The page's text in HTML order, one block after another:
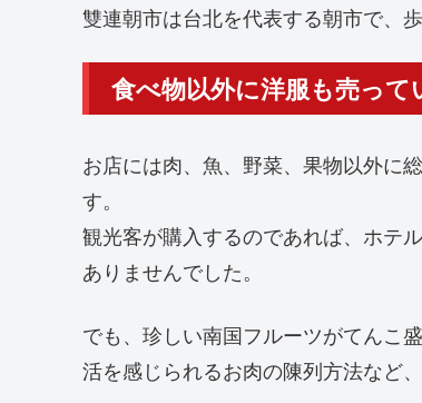
雙連朝市は台北を代表する朝市で、
食べ物以外に洋服も売って
お店には肉、魚、野菜、果物以外に
す。
観光客が購入するのであれば、ホテ
ありませんでした。
でも、珍しい南国フルーツがてんこ
活を感じられるお肉の陳列方法など